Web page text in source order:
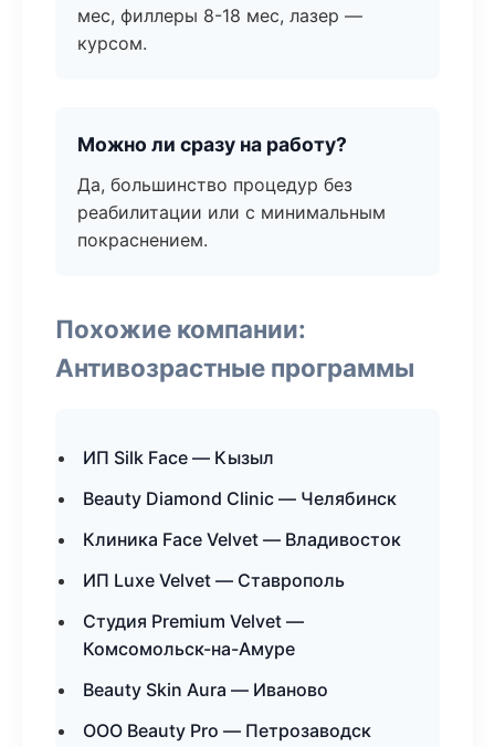
мес, филлеры 8-18 мес, лазер —
курсом.
Можно ли сразу на работу?
Да, большинство процедур без
реабилитации или с минимальным
покраснением.
Похожие компании:
Антивозрастные программы
ИП Silk Face — Кызыл
Beauty Diamond Clinic — Челябинск
Клиника Face Velvet — Владивосток
ИП Luxe Velvet — Ставрополь
Студия Premium Velvet —
Комсомольск-на-Амуре
Beauty Skin Aura — Иваново
ООО Beauty Pro — Петрозаводск